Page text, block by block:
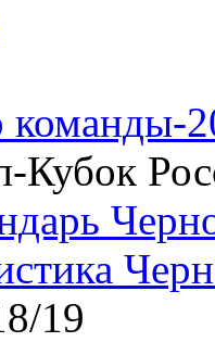
команды-
Кубок
19